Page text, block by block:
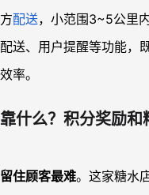
配送，小范围3~5公里
送、用户提醒等功能，
率。
什么？积分奖励和
住顾客最难。这家糖水